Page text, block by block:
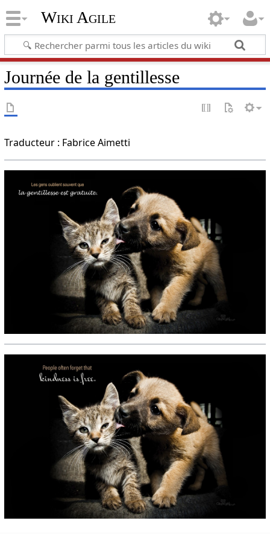
Wiki Agile
Journée de la gentillesse
Traducteur : Fabrice Aimetti